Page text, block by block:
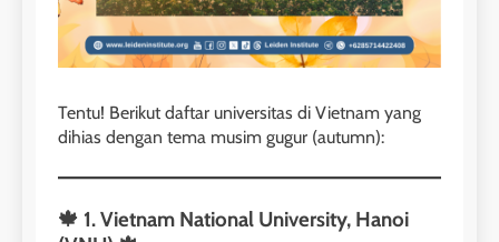
Tentu! Berikut daftar universitas di Vietnam yang
dihias dengan tema musim gugur (autumn):
🍁 1. Vietnam National University, Hanoi